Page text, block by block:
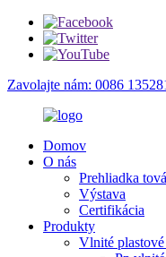
Zavolajte nám: 0086
Domov
O nás
Prehliadka
Výstava
Certifikácia
Produkty
Vlnité